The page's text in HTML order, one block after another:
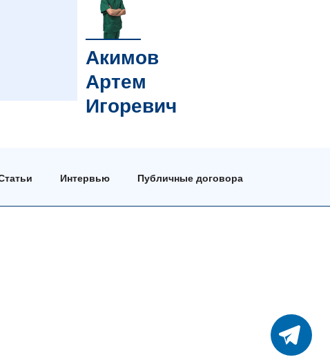
Акимов
Артем
Игоревич
Интервью Публичные договора